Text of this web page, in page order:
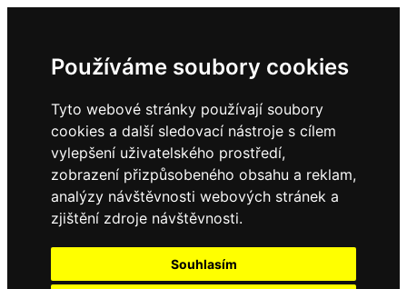
Používáme soubory cookies
Tyto webové stránky používají soubory
cookies a další sledovací nástroje s cílem
vylepšení uživatelského prostředí,
zobrazení přizpůsobeného obsahu a reklam,
analýzy návštěvnosti webových stránek a
zjištění zdroje návštěvnosti.
Souhlasím